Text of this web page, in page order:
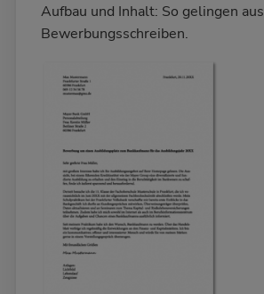
Aufbau und Inhalt: So gelingen
Bewerbungsschreiben.